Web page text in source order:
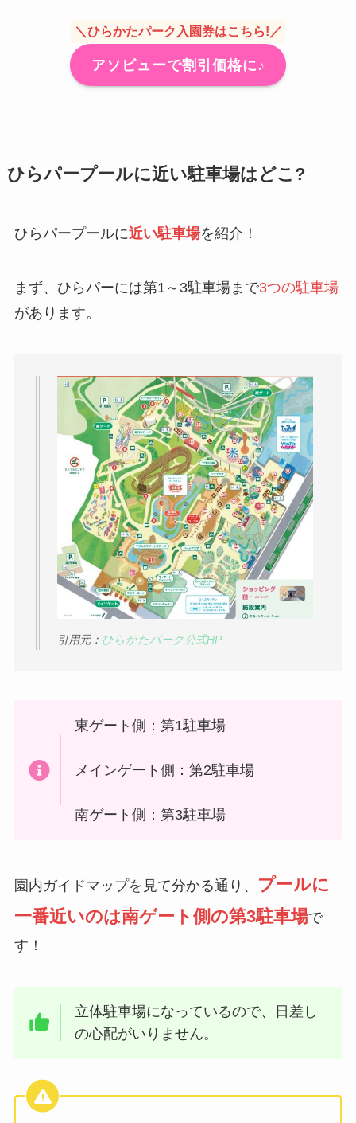
＼ひらかたパーク入園券はこちら!／
アソビューで割引価格に♪
ひらパープールに近い駐車場はどこ?
ひらパープールに近い駐車場を紹介！
まず、ひらパーには第1～3駐車場まで3つの駐車場
があります。
引用元： ひらかたパーク公式HP
東ゲート側：第1駐車場
メインゲート側：第2駐車場
南ゲート側：第3駐車場
園内ガイドマップを見て分かる通り、
プールに
一番近いのは南ゲート側の第3駐車場で
す！
立体駐車場になっているので、日差し
の心配がいりません。